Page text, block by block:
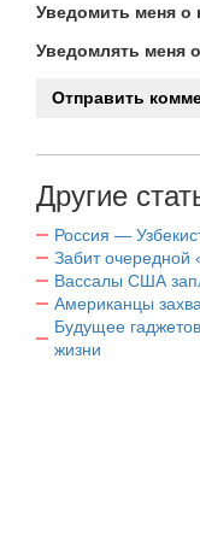
Уведомить меня о
Уведомлять меня
Другие
Россия —
Забит очередной
Вассалы США
Американцы
Будущее
жизни